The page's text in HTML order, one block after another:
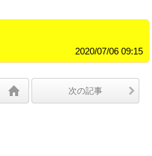
2020/07/06 09:15
次の記事